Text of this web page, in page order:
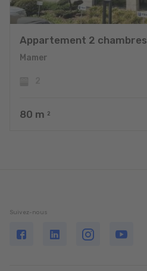
Appartement 2
Mamer
80 m 2
Suivez-nous